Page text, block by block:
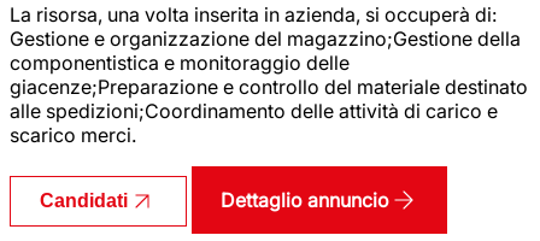
La risorsa, una volta inserita in azienda, si occuperà di:
Gestione e organizzazione del magazzino;Gestione della
componentistica e monitoraggio delle
giacenze;Preparazione e controllo del materiale destinato
alle spedizioni;Coordinamento delle attività di carico e
scarico merci.
Candidati Dettaglio annuncio